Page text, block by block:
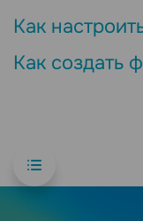
Как
Как создать